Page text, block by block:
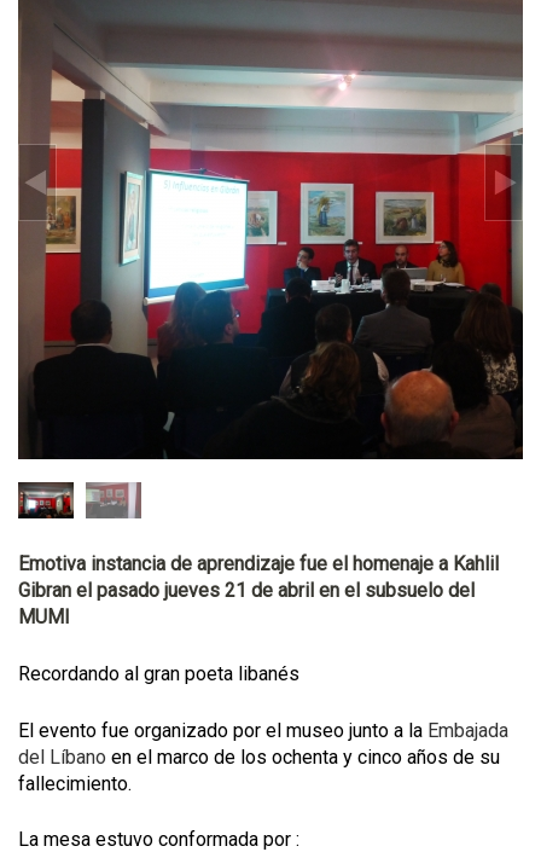
Emotiva instancia de aprendizaje fue el homenaje a Kahlil
Gibran el pasado jueves 21 de abril en el subsuelo del
MUMI
Recordando al gran poeta libanés
El evento fue organizado por el museo junto a la Embajada
del Líbano en el marco de los ochenta y cinco años de su
fallecimiento.
La mesa estuvo conformada por :